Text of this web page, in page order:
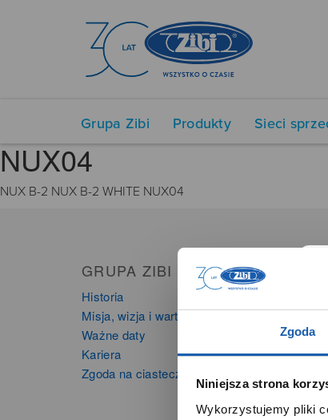
Zgoda
Niniejsza strona
Wykorzystujemy pliki
Grupa Zibi Produkty Sieci
NUX04
NUX B-2 NUX B-2 WHITE NUX04
GRUPA ZIBI
Historia
Misja, wizja i wartości Grupy Zibi
Ważne daty
Kariera
Zgoda na ciasteczka